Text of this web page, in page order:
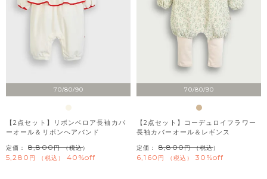
70/80/90
【2点セット】リボンベロア長袖カバ
ーオール＆リボンヘアバンド
定価： 8,800 （税込）
5,280 税込 40%off
70/80/90
【2点セット】コーデュロイフラワー
長袖カバーオール＆レギンス
定価： 8,800 （税込）
6,160 税込 30%off